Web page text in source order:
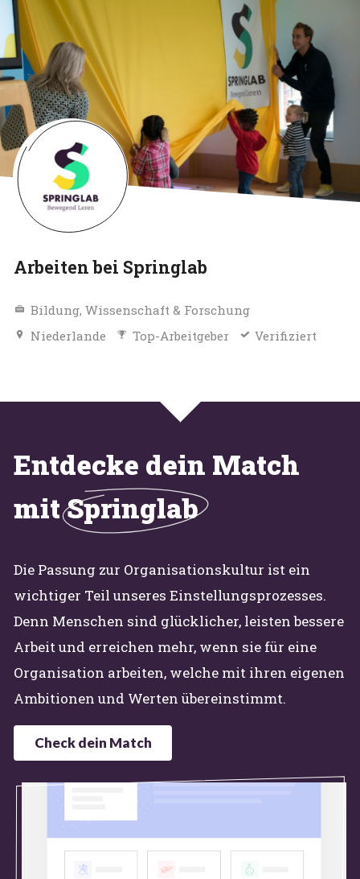
Arbeiten bei Springlab
Bildung, Wissenschaft & Forschung
Niederlande
Top-Arbeitgeber Verifiziert
Entdecke dein Match
mitSpringlab
Die Passung zur Organisationskultur ist ein
wichtiger Teil unseres Einstellungsprozesses.
Denn Menschen sind glücklicher, leisten bessere
Arbeit und erreichen mehr, wenn sie für eine
Organisation arbeiten, welche mit ihren eigenen
Ambitionen und Werten übereinstimmt.
Check dein Match